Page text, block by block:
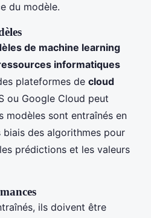
du modèle.
de machine learning
informatiques
plateformes de cloud
ou Google Cloud peut
modèles sont entraînés en
des algorithmes pour
prédictions et les valeurs
ils doivent être